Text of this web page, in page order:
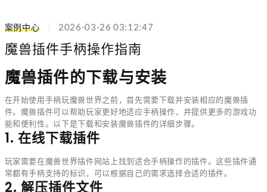
案例中心 2026-03-26 03:12:47
魔兽插件手柄操作指南
魔兽插件的下载与安装
在开始使用手柄玩魔兽世界之前，首先需要下载并安装相应的魔兽插
件。魔兽插件可以帮助玩家更好地适应手柄操作，并提供更多的游戏功
能和便利性。以下是下载和安装魔兽插件的详细步骤。
1. 在线下载插件
玩家需要在魔兽世界插件网站上找到适合手柄操作的插件。这些插件通
常都有手柄支持的标识，可以根据自己的需求选择合适的插件。
2. 解压插件文件